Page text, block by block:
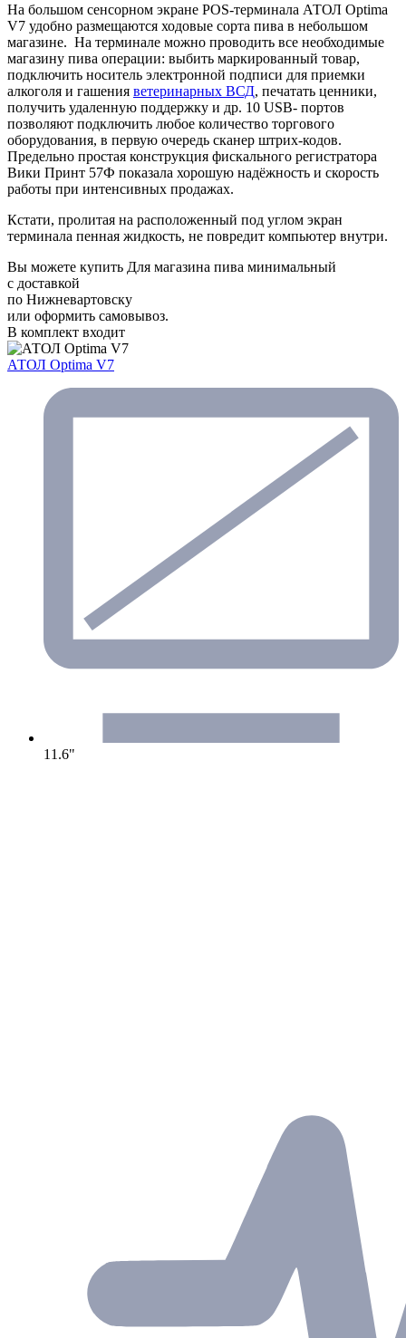
На большом сенсорном экране POS-терминала АТОЛ Optima
V7 удобно размещаются ходовые сорта пива в небольшом
магазине. На терминале можно проводить все необходимые
магазину пива операции: выбить маркированный товар,
подключить носитель электронной подписи для приемки
алкоголя и гашения ветеринарных ВСД, печатать ценники,
получить удаленную поддержку и др. 10 USB- портов
позволяют подключить любое количество торгового
оборудования, в первую очередь сканер штрих-кодов.
Предельно простая конструкция фискального регистратора
Вики Принт 57Ф показала хорошую надёжность и скорость
работы при интенсивных продажах.
Кстати, пролитая на расположенный под углом экран
терминала пенная жидкость, не повредит компьютер внутри.
Вы можете купить Для магазина пива минимальный
с доставкой
по Нижневартовску
или оформить самовывоз.
В комплект входит
АТОЛ Optima V7
11.6"